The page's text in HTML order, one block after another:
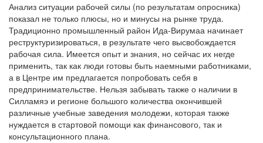
Анализ ситуации рабочей силы (по результатам опросника)
показал не только плюсы, но и минусы на рынке труда.
Традиционно промышленный район Ида-Вирумаа начинает
реструктуризироваться, в результате чего высвобождается
рабочая сила. Имеется опыт и знания, но сейчас их негде
применить, так как люди готовы быть наемными работниками,
а в Центре им предлагается попробовать себя в
предпринимательстве. Нельзя забывать также о наличии в
Силламяэ и регионе большого количества окончившей
различные учебные заведения молодежи, которая также
нуждается в стартовой помощи как финансового, так и
консультационного плана.